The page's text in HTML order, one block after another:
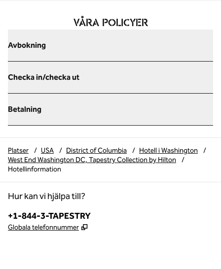
VÅRA POLICYER
Avbokning
Checka in/checka ut
Betalning
Platser / USA / District of Columbia / Hotell i Washington
/
West End Washington DC, Tapestry Collection by Hilton
/
Hotellinformation
Hur kan vi hjälpa till?
Telefon:
+1-844-3-TAPESTRY
Globala telefonnummer ,